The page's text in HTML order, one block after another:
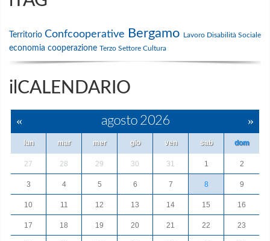
Territorio Confcooperative Bergamo Lavoro Disabilità Sociale
economia cooperazione Terzo Settore Cultura
ilCALENDARIO
« agosto 2026 »
lun mar mer gio ven sab dom
27 28 29 30 31 1 2
3 4 5 6 7 8 9
10 11 12 13 14 15 16
17 18 19 20 21 22 23